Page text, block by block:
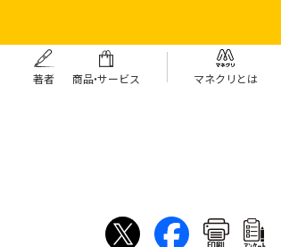
著者 商品・サービス マネクリとは